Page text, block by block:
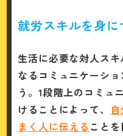
就労スキルを身に
生活に必要な対人ス
なるコミュニケーシ
う。1段階上のコミュ
けることによって、
まく人に伝える ことを